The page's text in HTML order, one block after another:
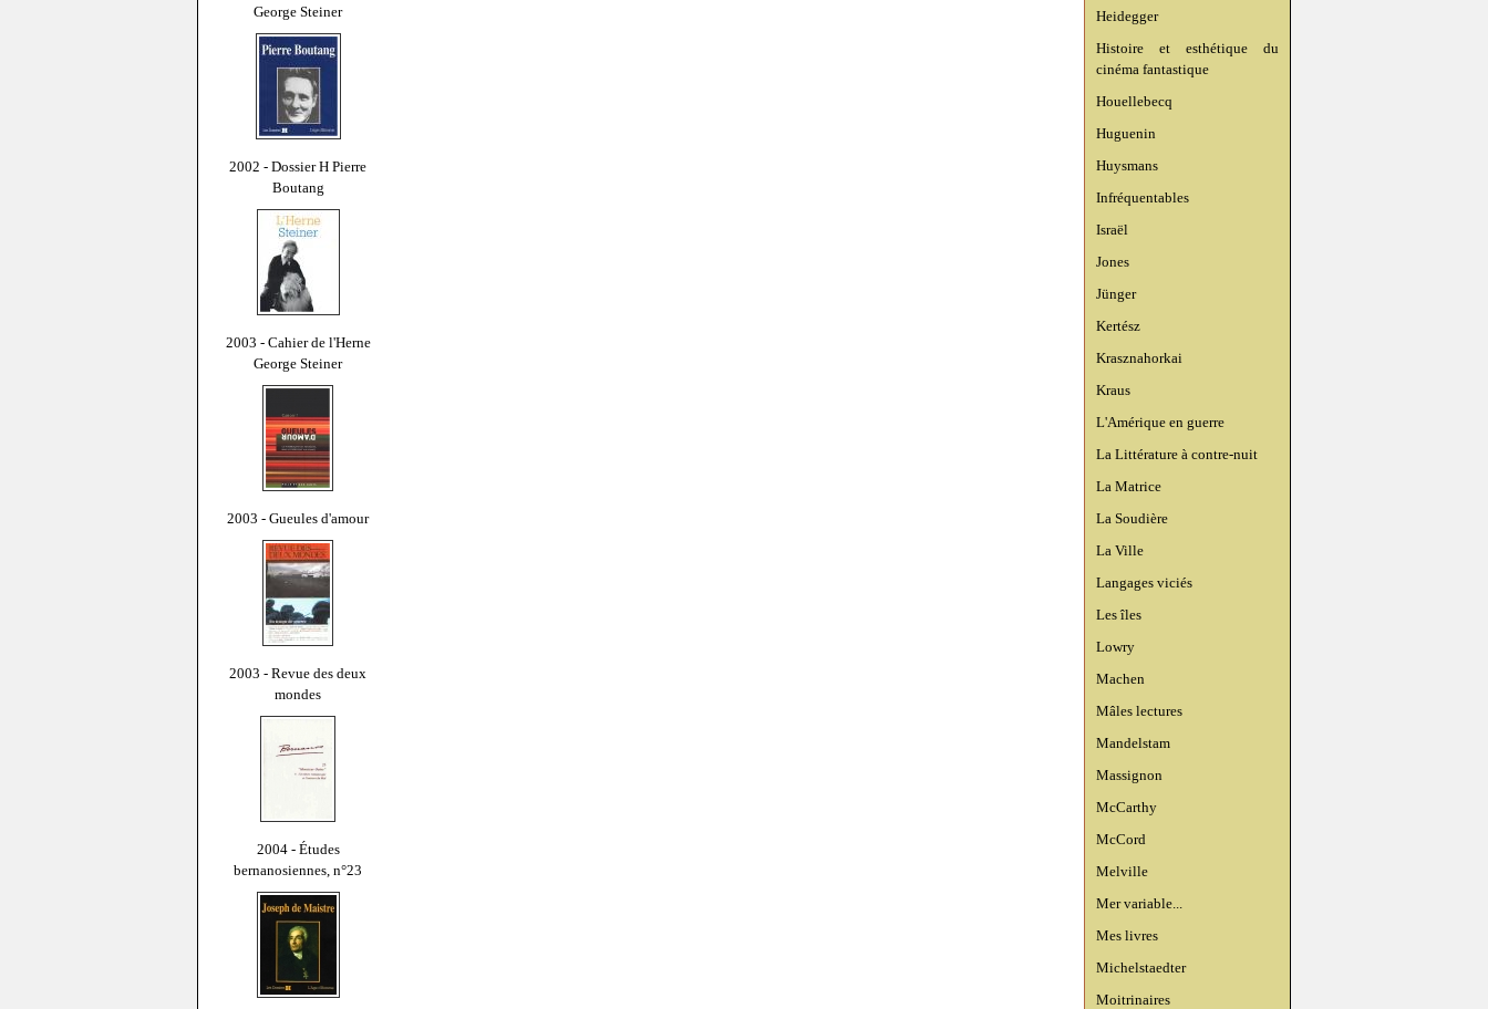
George Steiner
2002 - Dossier H Pierre
Boutang
2003 - Cahier de l'Herne
George Steiner
2003 - Gueules d'amour
2003 - Revue des deux
mondes
2004 - Études
bernanosiennes, n°23
Heidegger
Histoire et esthétique du
cinéma fantastique
Houellebecq
Huguenin
Huysmans
Infréquentables
Israël
Jones
Jünger
Kertész
Krasznahorkai
Kraus
L'Amérique en guerre
La Littérature à contre-nuit
La Matrice
La Soudière
La Ville
Langages viciés
Les îles
Lowry
Machen
Mâles lectures
Mandelstam
Massignon
McCarthy
McCord
Melville
Mer variable...
Mes livres
Michelstaedter
Moitrinaires